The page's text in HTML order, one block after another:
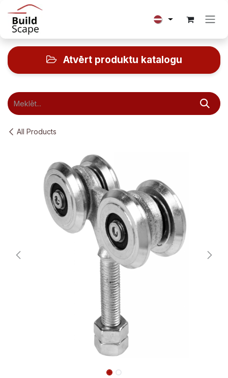
Skip to Content
Atvērt produktu katalogu
All Products